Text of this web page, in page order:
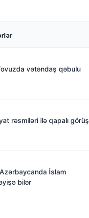
vətəndaş qəbulu
rəsmiləri ilə qapalı görüş
İslam
bilər